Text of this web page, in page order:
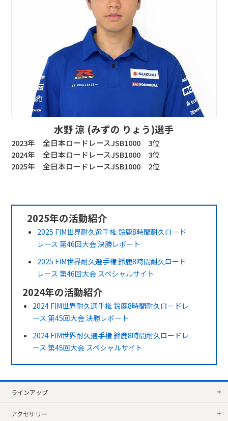
水野 涼 (みずの りょう)選手
2023年 全日本ロードレースJSB1000 3位
2024年 全日本ロードレースJSB1000 3位
2025年 全日本ロードレースJSB1000 2位
2025年の活動紹介
2025 FIM世界耐久選手権 鈴鹿8時間耐久ロード
レース 第46回大会 決勝レポート
2025 FIM世界耐久選手権 鈴鹿8時間耐久ロード
レース 第46回大会 スペシャルサイト
2024年の活動紹介
2024 FIM世界耐久選手権 鈴鹿8時間耐久ロードレ
ース 第45回大会 決勝レポート
2024 FIM世界耐久選手権 鈴鹿8時間耐久ロードレ
ース 第45回大会 スペシャルサイト
ラインアップ
アクセサリー